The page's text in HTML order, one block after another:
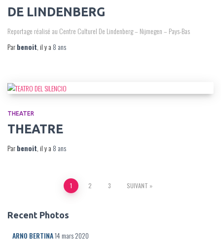
DE LINDENBERG
Reportage réalisé au Centre Culturel De Lindenberg – Nijmegen – Pays-Bas
Parbenoit, il y a 8 ans
THEATER
THEATRE
Parbenoit, il y a 8 ans
Navigation
des
articles
1 2 3 SUIVANT
Recent Photos
ARNO BERTINA14 mars 2020